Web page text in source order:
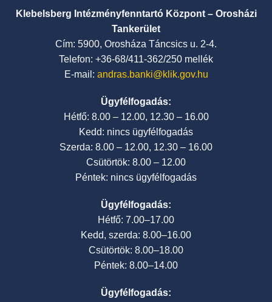
Klebelsberg Intézményfenntartó Központ – Orosházi
Tankerület
Cím: 5900, Orosháza Táncsics u. 2-4.
Telefon: +36-68/411-362/250 mellék
E-mail: andras.banki@klik.gov.hu
Ügyfélfogadás:
Hétfő: 8.00 – 12.00, 12.30 – 16.00
Kedd: nincs ügyfélfogadás
Szerda: 8.00 – 12.00, 12.30 – 16.00
Csütörtök: 8.00 – 12.00
Péntek: nincs ügyfélfogadás
Ügyfélfogadás:
Hétfő: 7.00–17.00
Kedd, szerda: 8.00–16.00
Csütörtök: 8.00–18.00
Péntek: 8.00–14.00
Ügyfélfogadás: